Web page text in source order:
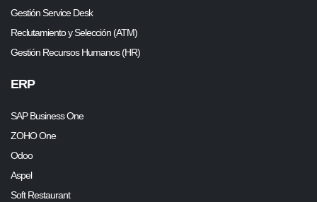
Gestión Service Desk
Reclutamiento y Selección (ATM)
Gestión Recursos Humanos (HR)
ERP
SAP Business One
ZOHO One
Odoo
Aspel
Soft Restaurant